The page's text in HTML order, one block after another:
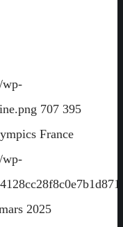
wp-
707 395
France
wp-
2025